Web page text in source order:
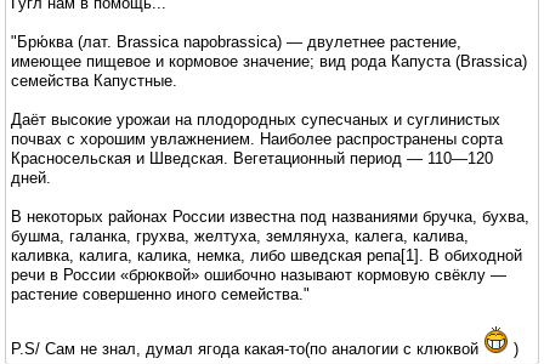
"Брю́ква (лат. Brassica napobrassica) — двулетнее растение,
имеющее пищевое и кормовое значение; вид рода Капуста (Brassica)
семейства Капустные.
Даёт высокие урожаи на плодородных супесчаных и суглинистых
почвах с хорошим увлажнением. Наиболее распространены сорта
Красносельская и Шведская. Вегетационный период — 110—120
дней.
В некоторых районах России известна под названиями бручка, бухва,
бушма, галанка, грухва, желтуха, землянуха, калега, калива,
каливка, калига, калика, немка, либо шведская репа[1]. В обиходной
речи в России «брюквой» ошибочно называют кормовую свёклу —
растение совершенно иного семейства."
P.S/ Сам не знал, думал ягода какая-то(по аналогии с клюквой )